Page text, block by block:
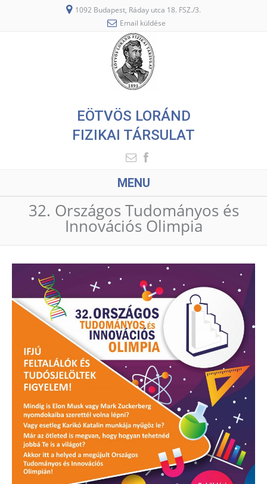
1092 Budapest, Ráday utca 18. FSZ./3.
Email küldése
EÖTVÖS LORÁND
FIZIKAI TÁRSULAT
MENU
32. Országos Tudományos és
Innovációs Olimpia